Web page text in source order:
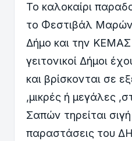
Το καλοκαίρι
το Φεστιβάλ
Δήμο και την
γειτονικοί Δήμοι
και βρίσκονται σε
,μικρές ή μεγάλες
Σαπών τηρείται
παραστάσεις του